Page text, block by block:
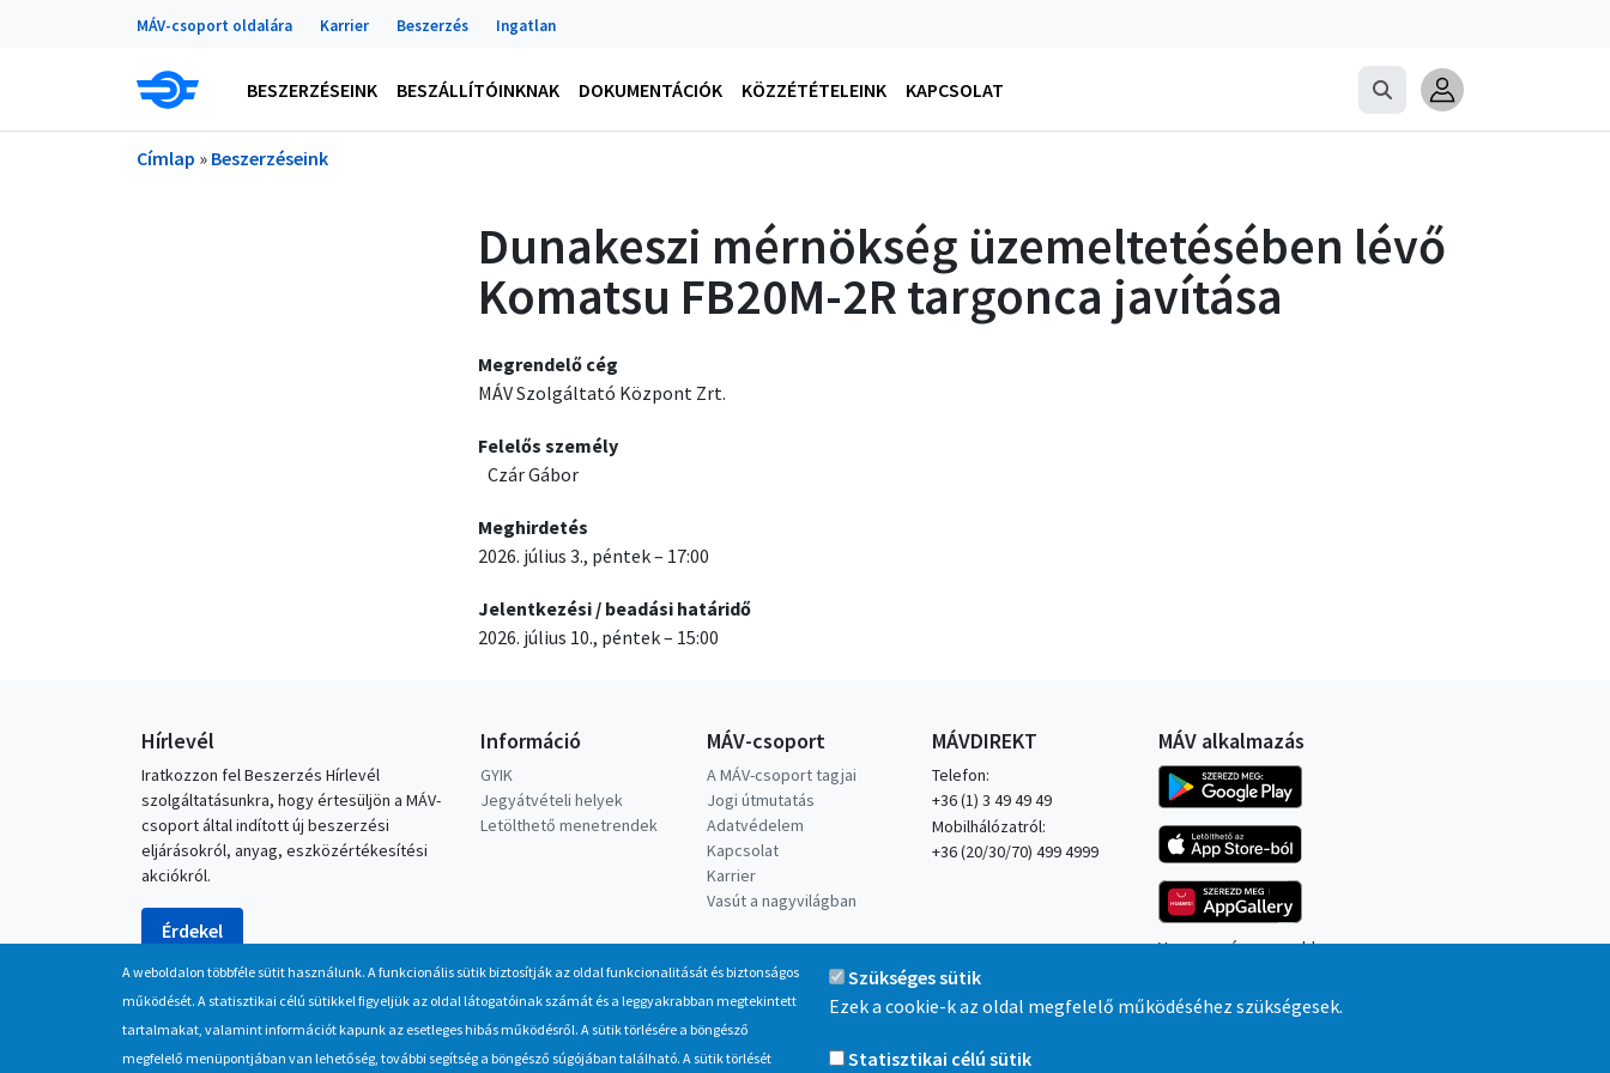
Ugrás a tartalomraPortálok
MÁV-csoport oldalára Karrier Beszerzés Ingatlan
Main navigation
BESZERZÉSEINK BESZÁLLÍTÓINKNAK DOKUMENTÁCIÓK KÖZZÉTÉTELEINK KAPCSOLAT
Morzsa
Címlap Beszerzéseink
Dunakeszi mérnökség üzemeltetésében lévő
Komatsu FB20M-2R targonca javítása
Megrendelő cég
MÁV Szolgáltató Központ Zrt.
Felelős személy
Czár Gábor
Meghirdetés
2026. július 3., péntek – 17:00
Jelentkezési / beadási határidő
2026. július 10., péntek – 15:00
Hírlevél
Iratkozzon fel Beszerzés Hírlevél
szolgáltatásunkra, hogy értesüljön a MÁV-
csoport által indított új beszerzési
eljárásokról, anyag, eszközértékesítési
akciókról.
Érdekel
Információ
GYIK
Jegyátvételi helyek
Letölthető menetrendek
MÁV-csoport
A MÁV-csoport tagjai
Jogi útmutatás
Adatvédelem
Kapcsolat
Karrier
Vasút a nagyvilágban
MÁVDIREKT
Telefon:
+36 (1) 3 49 49 49
Mobilhálózatról:
+36 (20/30/70) 499 4999
MÁV alkalmazás
Kép
Kép
Kép
Vegyen még gyorsabban,
jegyet a MÁV alkalmazáson keresztül.
Ingyenes letöltés iOS és Android
A weboldalon többféle sütit használunk. A funkcionális sütik biztosítják az oldal funkcionalitását és biztonságos
működését. A statisztikai célú sütikkel figyeljük az oldal látogatóinak számát és a leggyakrabban megtekintett
tartalmakat, valamint információt kapunk az esetleges hibás működésről. A sütik törlésére a böngésző
megfelelő menüpontjában van lehetőség, további segítség a böngésző súgójában található. A sütik törlését
Szükséges sütik
Ezek a cookie-k az oldal megfelelő működéséhez szükségesek.
Statisztikai célú sütik